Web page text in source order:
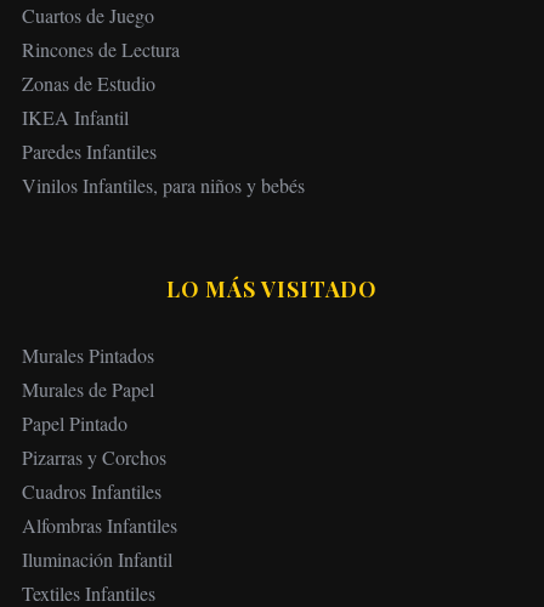
Cuartos de Juego
Rincones de Lectura
Zonas de Estudio
IKEA Infantil
Paredes Infantiles
Vinilos Infantiles, para niños y bebés
LO MÁS VISITADO
Murales Pintados
Murales de Papel
Papel Pintado
Pizarras y Corchos
Cuadros Infantiles
Alfombras Infantiles
Iluminación Infantil
Textiles Infantiles